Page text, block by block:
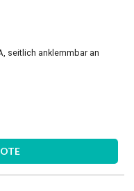
seitlich anklemmbar an